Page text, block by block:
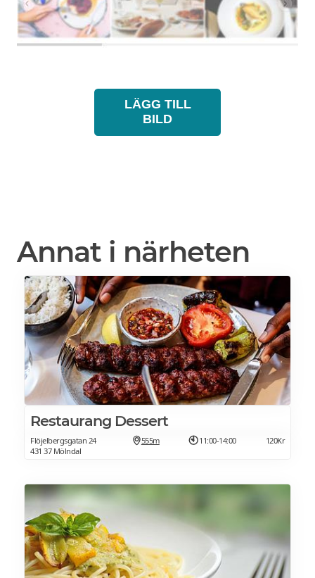
LÄGG TILL
BILD
Annat i närheten
Restaurang Dessert
Flöjelbergsgatan 24
431 37 Mölndal
555m 11:00-14:00 120Kr